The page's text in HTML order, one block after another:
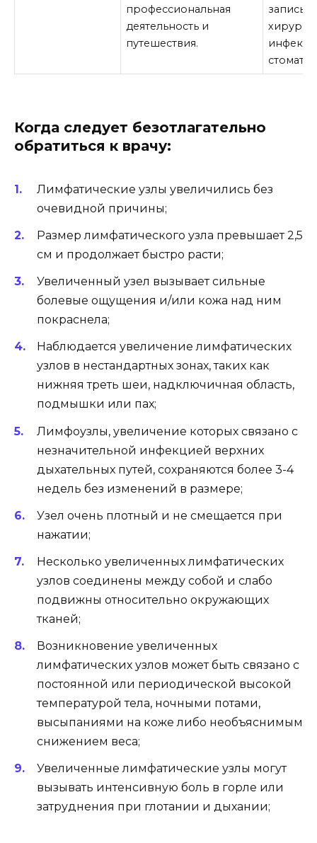
профессиональная
деятельность и
путешествия.
запись
Когда следует безотлагательно
обратиться к врачу:
Лимфатические узлы увеличились без
очевидной причины;
Размер лимфатического узла превышает 2,5
см и продолжает быстро расти;
Увеличенный узел вызывает сильные
болевые ощущения и/или кожа над ним
покраснела;
Наблюдается увеличение лимфатических
узлов в нестандартных зонах, таких как
нижняя треть шеи, надключичная область,
подмышки или пах;
Лимфоузлы, увеличение которых связано с
незначительной инфекцией верхних
дыхательных путей, сохраняются более 3-4
недель без изменений в размере;
Узел очень плотный и не смещается при
нажатии;
Несколько увеличенных лимфатических
узлов соединены между собой и слабо
подвижны относительно окружающих
тканей;
Возникновение увеличенных
лимфатических узлов может быть связано с
постоянной или периодической высокой
температурой тела, ночными потами,
высыпаниями на коже либо необъяснимым
снижением веса;
Увеличенные лимфатические узлы могут
вызывать интенсивную боль в горле или
затруднения при глотании и дыхании;